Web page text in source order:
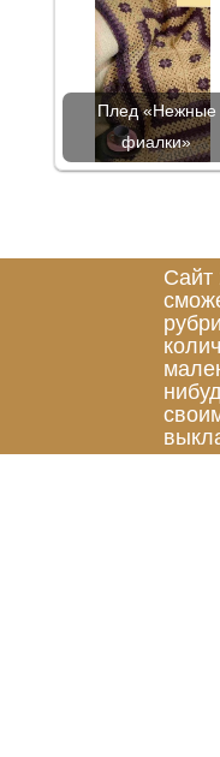
Плед «Нежные
фиалки»
Сайт